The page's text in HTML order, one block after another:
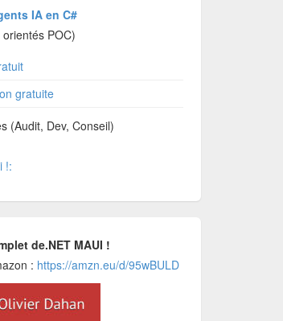
IA en C#
POC)
gratuite
(Audit, Dev, Conseil)
!:
de.NET MAUI !
: https://amzn.eu/d/95wBULD